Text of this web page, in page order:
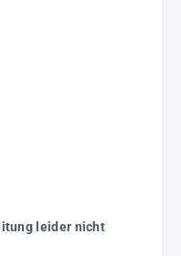
leider nicht